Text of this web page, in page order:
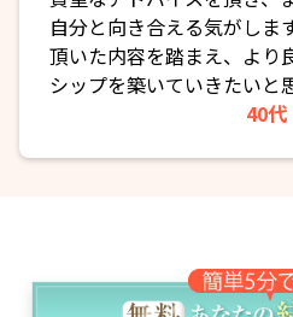
自分と向き合える気がしま
頂いた内容を踏まえ、より
シップを築いていきたいと
40代